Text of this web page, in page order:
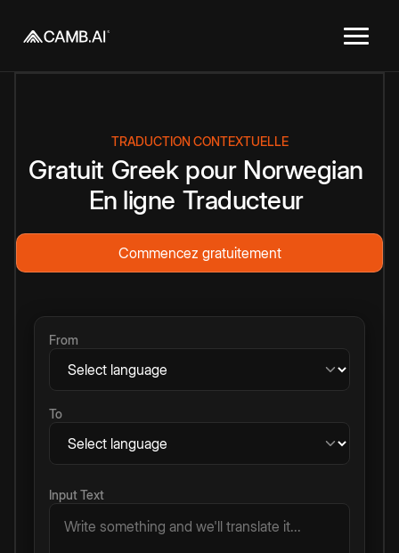
TRADUCTION CONTEXTUELLE
Gratuit Greek pour Norwegian
En ligne Traducteur
Commencez gratuitement
From
To
Input Text